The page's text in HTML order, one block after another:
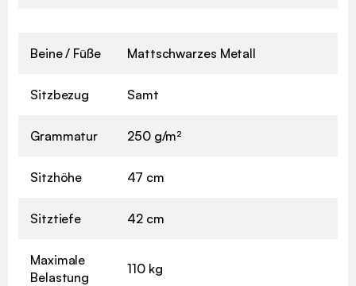
Beine / Füße Mattschwarzes Metall
Sitzbezug Samt
Grammatur 250 g/m²
Sitzhöhe 47 cm
Sitztiefe 42 cm
Maximale
Belastung
110 kg